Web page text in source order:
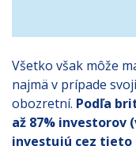
Všetko však môže
najmä v prípade
obozretní. Podľa
až 87% investorov
investujú cez tieto